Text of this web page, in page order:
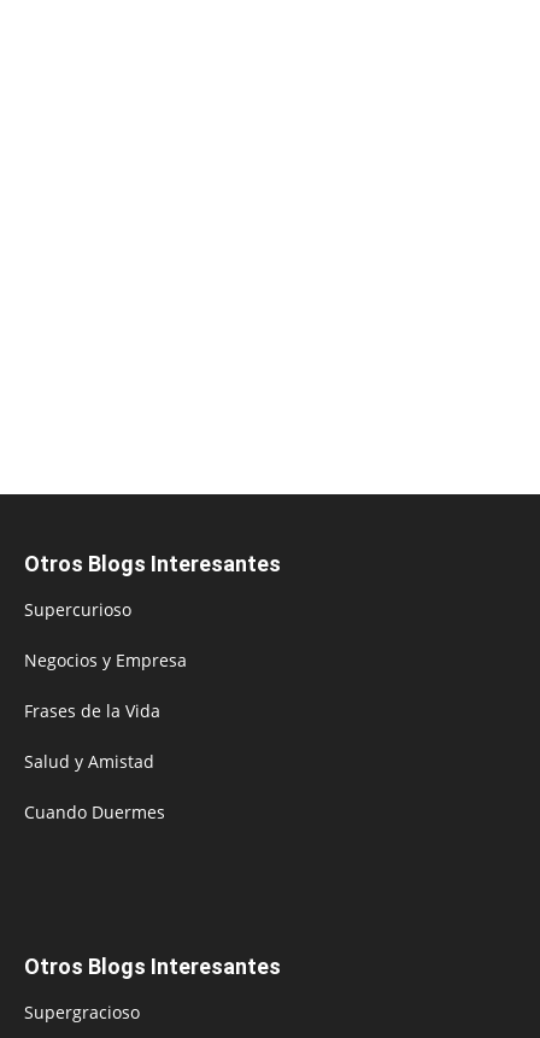
Otros Blogs Interesantes
Supercurioso
Negocios y Empresa
Frases de la Vida
Salud y Amistad
Cuando Duermes
Otros Blogs Interesantes
Supergracioso